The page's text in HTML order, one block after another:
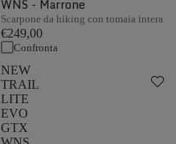
WNS - Marrone
Scarpone da hiking con tomaia intera
€249,00
Confronta
NEW
TRAIL
LITE
EVO
GTX